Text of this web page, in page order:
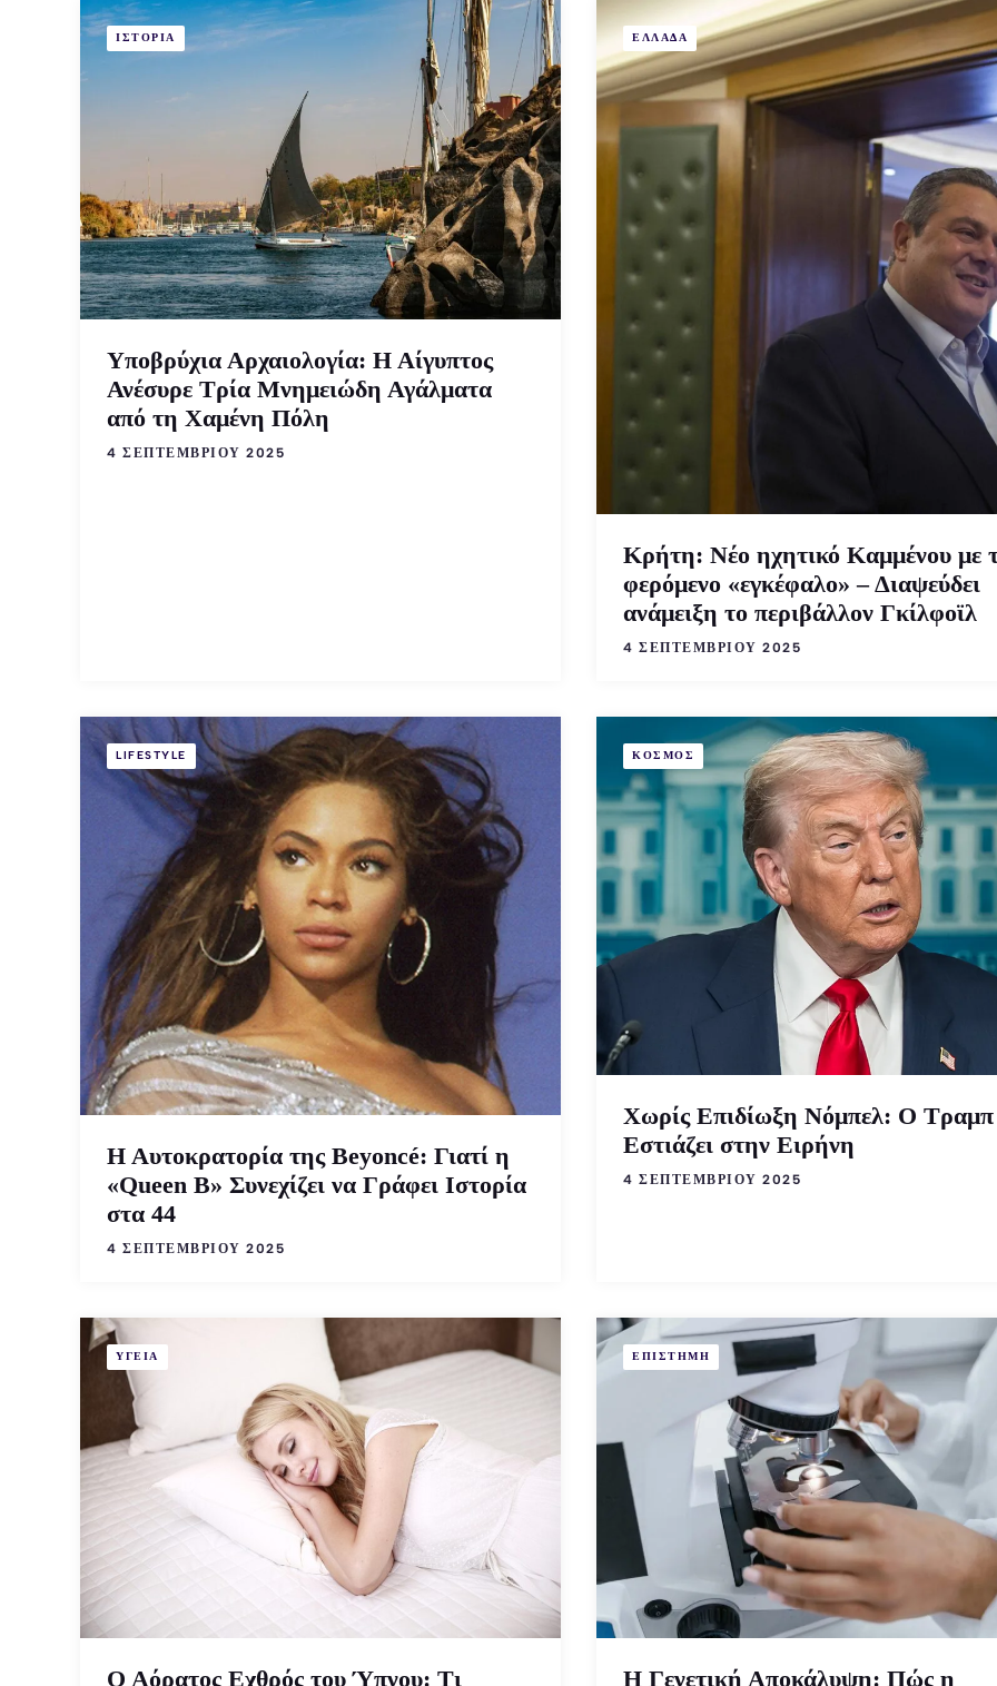
ΙΣΤΟΡΙΑ
Υποβρύχια Αρχαιολογία: Η Αίγυπτος
Ανέσυρε Τρία Μνημειώδη Αγάλματα
από τη Χαμένη Πόλη
4 ΣΕΠΤΕΜΒΡΊΟΥ 2025
ΕΛΛΑΔΑ
Κρήτη: Νέο ηχητικό Καμμένου με
φερόμενο «εγκέφαλο» – Διαψεύδει
ανάμειξη το περιβάλλον Γκίλφοϊλ
4 ΣΕΠΤΕΜΒΡΊΟΥ 2025
LIFESTYLE
Η Αυτοκρατορία της Beyoncé: Γιατί η
«Queen B» Συνεχίζει να Γράφει Ιστορία
στα 44
4 ΣΕΠΤΕΜΒΡΊΟΥ 2025
ΚΟΣΜΟΣ
Χωρίς Επιδίωξη Νόμπελ: Ο Τραμπ
Εστιάζει στην Ειρήνη
4 ΣΕΠΤΕΜΒΡΊΟΥ 2025
ΥΓΕΙΑ
Ο Αόρατος Εχθρός του Ύπνου: Τι
ΕΠΙΣΤΗΜΗ
Η Γενετική Αποκάλυψη: Πώς η